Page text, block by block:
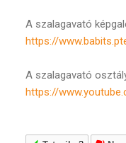
A szalagavató
https://
A szalagavató
https://